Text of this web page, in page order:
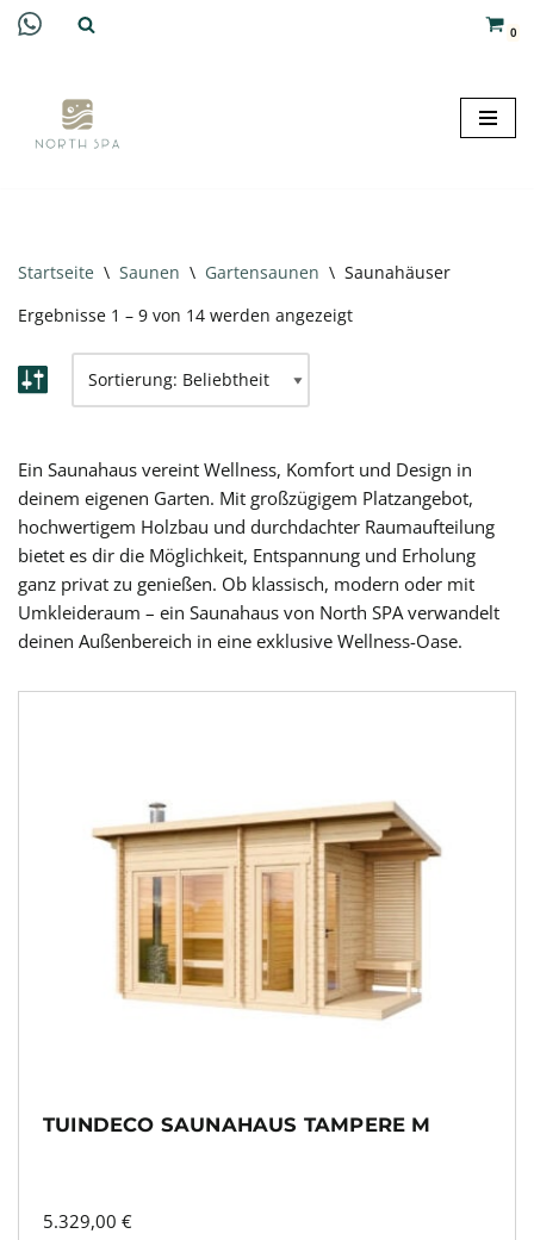
springen
0
Startseite \ Saunen \ Gartensaunen \ Saunahäuser
Ergebnisse 1 – 9 von 14 werden angezeigt
Ein Saunahaus vereint Wellness, Komfort und Design in
deinem eigenen Garten. Mit großzügigem Platzangebot,
hochwertigem Holzbau und durchdachter Raumaufteilung
bietet es dir die Möglichkeit, Entspannung und Erholung
ganz privat zu genießen. Ob klassisch, modern oder mit
Umkleideraum – ein Saunahaus von North SPA verwandelt
deinen Außenbereich in eine exklusive Wellness-Oase.
TUINDECO SAUNAHAUS TAMPERE M
5.329,00 €